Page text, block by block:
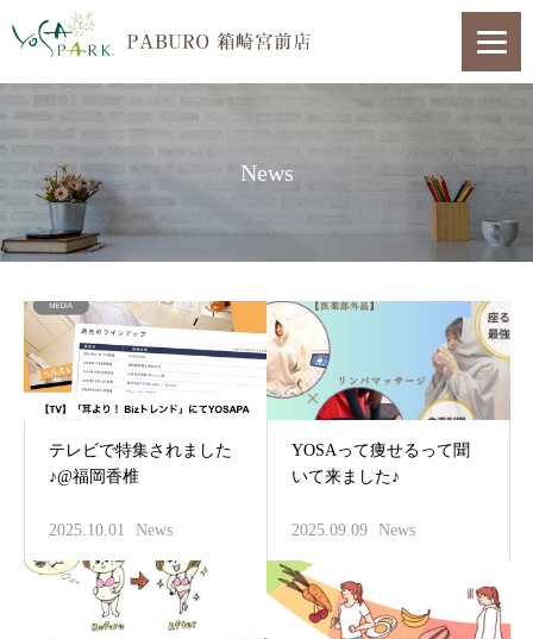
News
テレビで特集されました
♪@福岡香椎
2025.10.01 News
YOSAって痩せるって聞
いて来ました♪
2025.09.09 News